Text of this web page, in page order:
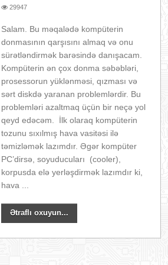
29947
Salam. Bu məqalədə kompüterin
donmasının qarşısını almaq və onu
sürətləndirmək barəsində danışacam.
Kompüterin ən çox donma səbəbləri,
prosessorun yüklənməsi, qızması və
sərt diskdə yaranan problemlərdir. Bu
problemləri azaltmaq üçün bir neçə yol
qeyd edəcəm. İlk olaraq kompüterin
tozunu sıxılmış hava vasitəsi ilə
təmizləmək lazımdır. Əgər kompüter
PC’dirsə, soyuducuları (cooler),
korpusda elə yerləşdirmək lazımdır ki,
hava ...
Ətraflı oxuyun...